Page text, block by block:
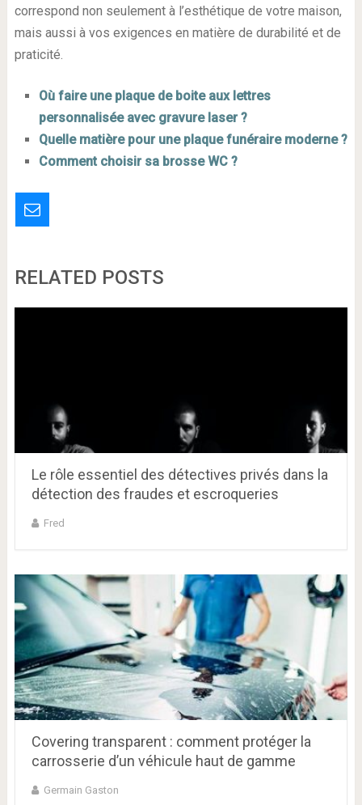
correspond non seulement à l’esthétique de votre maison,
mais aussi à vos exigences en matière de durabilité et de
praticité.
Où faire une plaque de boite aux lettres
personnalisée avec gravure laser ?
Quelle matière pour une plaque funéraire moderne ?
Comment choisir sa brosse WC ?
RELATED POSTS
Le rôle essentiel des détectives privés dans la
détection des fraudes et escroqueries
Fred
Covering transparent : comment protéger la
carrosserie d’un véhicule haut de gamme
Germain Gaston